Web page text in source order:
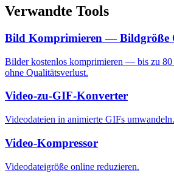
Verwandte Tools
Bild Komprimieren — Bildgröße
Bilder kostenlos komprimieren — bis zu 80
ohne Qualitätsverlust.
Video-zu-GIF-Konverter
Videodateien in animierte GIFs umwandeln.
Video-Kompressor
Videodateigröße online reduzieren.